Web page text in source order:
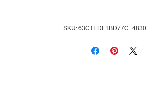
SKU: 63C1EDF1BD77C_4830